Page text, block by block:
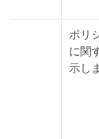
ポリ
に関
示し